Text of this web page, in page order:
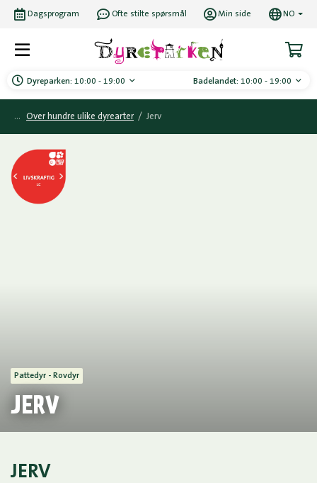
Dyreparken: 10:00 - 19:00 Badelandet: 10:00 - 19:00
Dagsprogram Ofte stilte spørsmål Min side NO
Over hundre ulike dyrearter / Jerv
Pattedyr - Rovdyr
JERV
JERV